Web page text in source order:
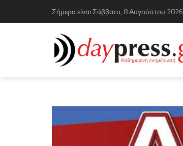
Σήμερα είναι Σάββατο, 8 Αυγούστου 2026